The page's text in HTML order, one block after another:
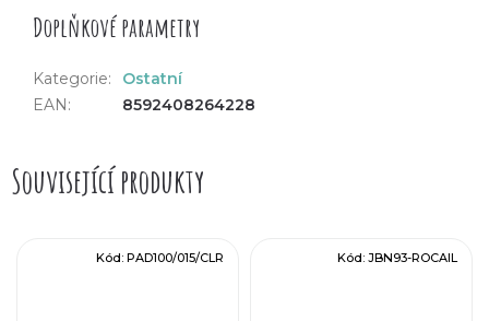
Doplňkové parametry
Kategorie:
Ostatní
EAN: 8592408264228
Související produkty
Kód: PAD100/015/CLR Kód: JBN93-ROCAIL